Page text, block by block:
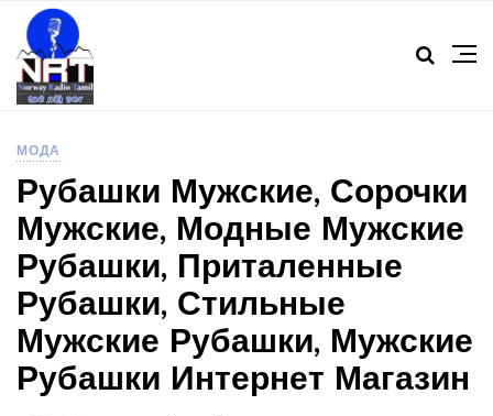
МОДА
Рубашки Мужские, Сорочки
Мужские, Модные Мужские
Рубашки, Приталенные
Рубашки, Стильные
Мужские Рубашки, Мужские
Рубашки Интернет Магазин